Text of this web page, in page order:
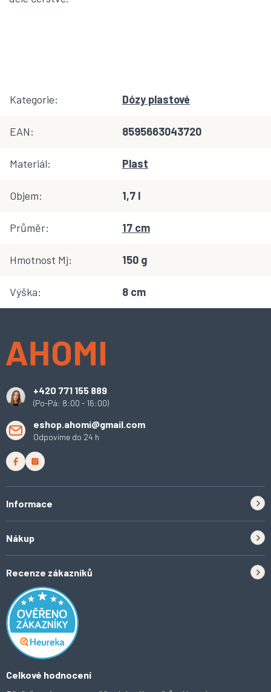
Kategorie: Dózy plastové
EAN: 8595663043720
Materiál: Plast
Objem: 1,7 l
Průměr: 17 cm
Hmotnost Mj: 150 g
Výška: 8 cm
+420 771 155 889
(Po-Pá: 8:00 - 16:00)
eshop.ahomi@gmail.com
Odpovíme do 24 h
Informace
Tipy do kuchyně
Inspirace a trendy
Domácí vychytávky
O Ahomi
Nákup
Odstoupení od smlouvy
Obchodní podmínky
Ochrana osobních údajů
Recenze zákazníků
Celkové hodnocení